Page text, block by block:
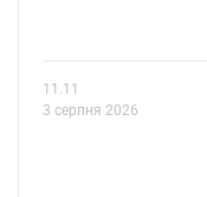
11.11
3 серпня 2026